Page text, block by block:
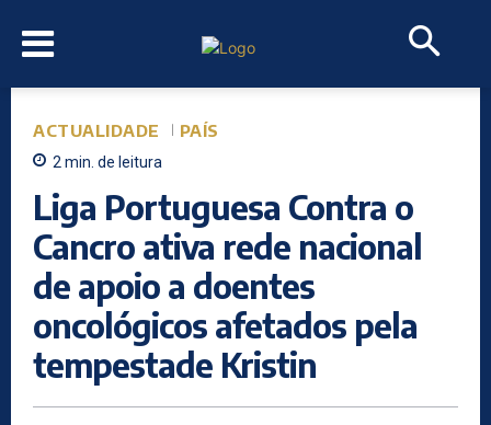
ACTUALIDADE PAÍS
2 min. de leitura
Liga Portuguesa Contra o
Cancro ativa rede nacional
de apoio a doentes
oncológicos afetados pela
tempestade Kristin